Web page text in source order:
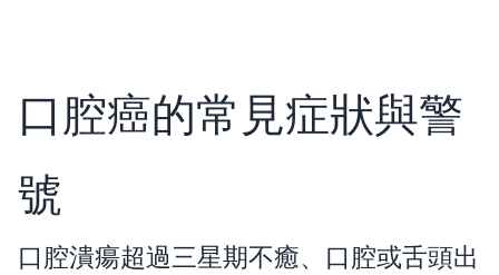
口腔癌的常見症狀與警
號
口腔潰瘍超過三星期不癒、口腔或舌頭出